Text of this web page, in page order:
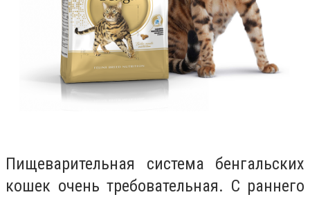
Пищеварительная система бенгальских
кошек очень требовательная. С раннего